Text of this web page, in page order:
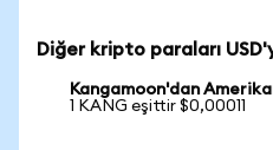
Diğer kripto paraları
Kangamoon'dan
1 KANG eşittir $0,00011